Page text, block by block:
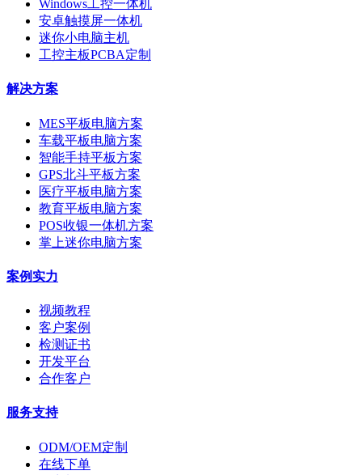
Windows工控一体机
安卓触摸屏一体机
迷你小电脑主机
工控主板PCBA定制
解决方案
MES平板电脑方案
车载平板电脑方案
智能手持平板方案
GPS北斗平板方案
医疗平板电脑方案
教育平板电脑方案
POS收银一体机方案
掌上迷你电脑方案
案例实力
视频教程
客户案例
检测证书
开发平台
合作客户
服务支持
ODM/OEM定制
在线下单